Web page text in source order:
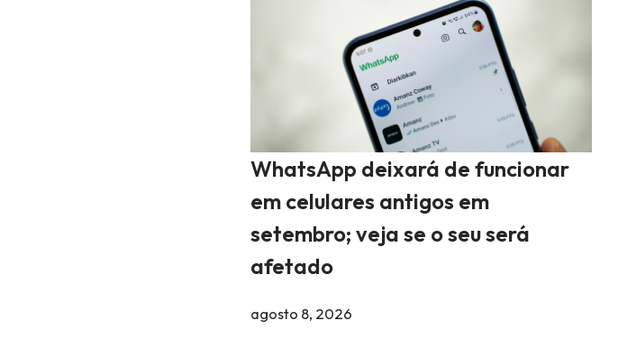
WhatsApp deixará de funcionar
em celulares antigos em
setembro; veja se o seu será
afetado
agosto 8, 2026